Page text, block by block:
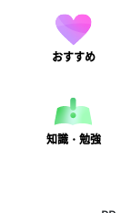
おすすめ
知識・勉強